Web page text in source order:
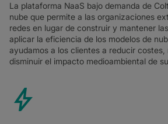
La plataforma NaaS bajo demanda de
nube que permite a las organizaciones
redes en lugar de construir y mantener
aplicar la eficiencia de los modelos de
ayudamos a los clientes a reducir costes,
disminuir el impacto medioambiental de
bolt